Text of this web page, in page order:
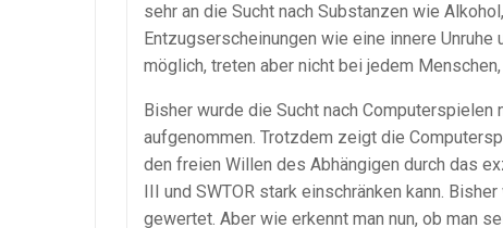
sehr an die Sucht nach Substanzen wie
Entzugserscheinungen wie eine innere
möglich, treten aber nicht bei jedem
Bisher wurde die Sucht nach
aufgenommen. Trotzdem zeigt die
den freien Willen des Abhängigen durch das
III und SWTOR stark einschränken kann.
gewertet. Aber wie erkennt man nun, ob man